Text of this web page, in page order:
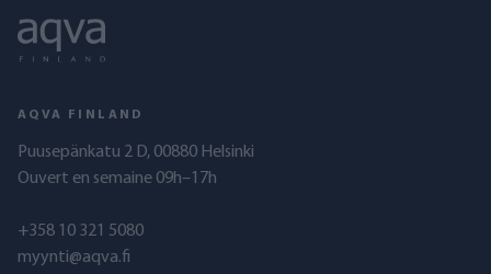
AQVA FINLAND
Puusepänkatu 2 D, 00880 Helsinki
Ouvert en semaine 09h–17h
+358 10 321 5080
myynti@aqva.fi